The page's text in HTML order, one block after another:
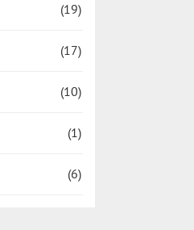
(19)
(17)
(10)
(1)
(6)